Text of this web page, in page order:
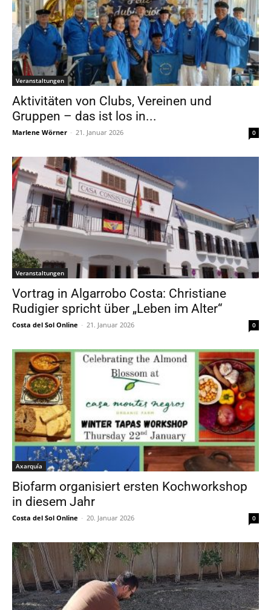
Veranstaltungen
Aktivitäten von Clubs, Vereinen und
Gruppen – das ist los in...
Marlene Wörner - 21. Januar 2026 0
Veranstaltungen
Vortrag in Algarrobo Costa: Christiane
Rudigier spricht über „Leben im Alter“
Costa del Sol Online - 21. Januar 2026 0
Axarquía
Biofarm organisiert ersten Kochworkshop
in diesem Jahr
Costa del Sol Online - 20. Januar 2026 0